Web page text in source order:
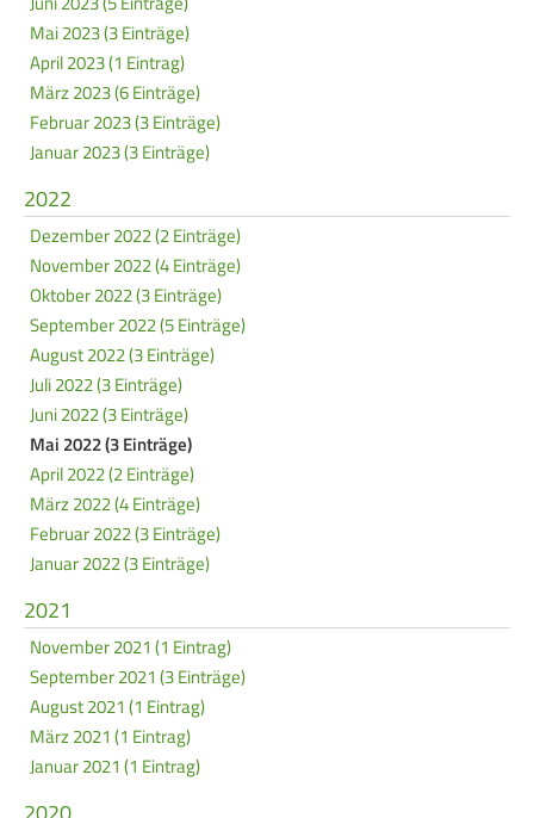
Mai 2023 (3 Einträge)
April 2023 (1 Eintrag)
März 2023 (6 Einträge)
Februar 2023 (3 Einträge)
Januar 2023 (3 Einträge)
2022
Dezember 2022 (2 Einträge)
November 2022 (4 Einträge)
Oktober 2022 (3 Einträge)
September 2022 (5 Einträge)
August 2022 (3 Einträge)
Juli 2022 (3 Einträge)
Juni 2022 (3 Einträge)
Mai 2022 (3 Einträge)
April 2022 (2 Einträge)
März 2022 (4 Einträge)
Februar 2022 (3 Einträge)
Januar 2022 (3 Einträge)
2021
November 2021 (1 Eintrag)
September 2021 (3 Einträge)
August 2021 (1 Eintrag)
März 2021 (1 Eintrag)
Januar 2021 (1 Eintrag)